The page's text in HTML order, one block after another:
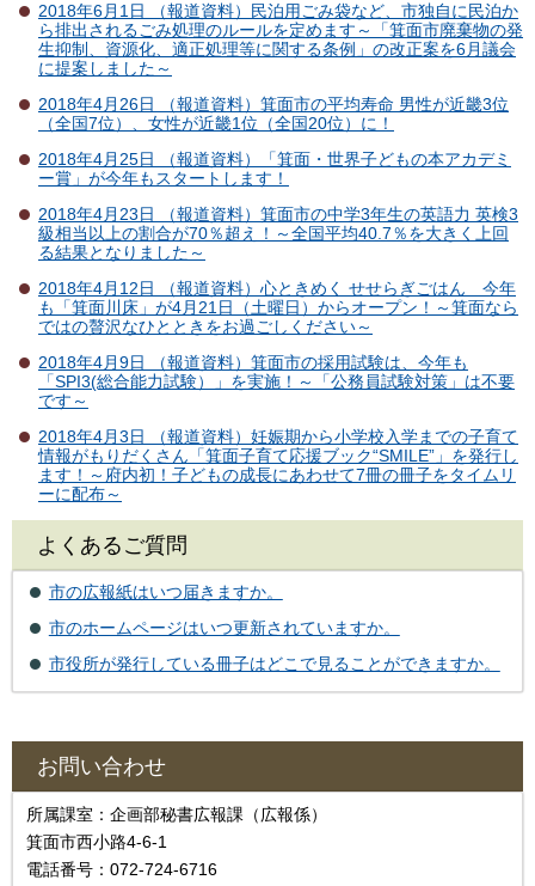
2018年6月1日 （報道資料）民泊用ごみ袋など、市独自に民泊か
ら排出されるごみ処理のルールを定めます～「箕面市廃棄物の発
生抑制、資源化、適正処理等に関する条例」の改正案を6月議会
に提案しました～
2018年4月26日 （報道資料）箕面市の平均寿命 男性が近畿3位
（全国7位）、女性が近畿1位（全国20位）に！
2018年4月25日 （報道資料）「箕面・世界子どもの本アカデミ
ー賞」が今年もスタートします！
2018年4月23日 （報道資料）箕面市の中学3年生の英語力 英検3
級相当以上の割合が70％超え！～全国平均40.7％を大きく上回
る結果となりました～
2018年4月12日 （報道資料）心ときめく せせらぎごはん 今年
も「箕面川床」が4月21日（土曜日）からオープン！～箕面なら
ではの贅沢なひとときをお過ごしください～
2018年4月9日 （報道資料）箕面市の採用試験は、今年も
「SPI3(総合能力試験）」を実施！～「公務員試験対策」は不要
です～
2018年4月3日 （報道資料）妊娠期から小学校入学までの子育て
情報がもりだくさん「箕面子育て応援ブック“SMILE”」を発行し
ます！～府内初！子どもの成長にあわせて7冊の冊子をタイムリ
ーに配布～
よくあるご質問
市の広報紙はいつ届きますか。
市のホームページはいつ更新されていますか。
市役所が発行している冊子はどこで見ることができますか。
お問い合わせ
所属課室：企画部秘書広報課（広報係）
箕面市西小路4‐6‐1
電話番号：072-724-6716